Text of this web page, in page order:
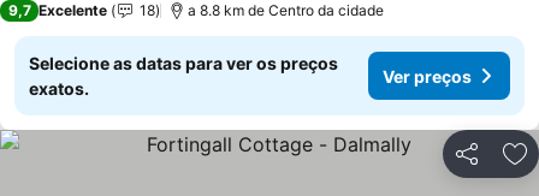
9,7 Excelente 18 a 8.8 km de Centro da cidade
Selecione as datas para ver os preços
exatos.
Ver preços
Partilhar